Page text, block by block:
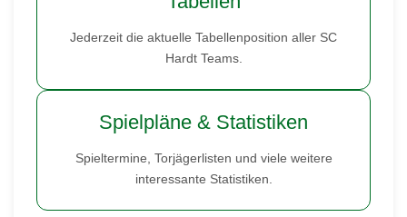
Jederzeit die aktuelle Tabellenposition aller SC
Hardt Teams.
Spielpläne & Statistiken
Spieltermine, Torjägerlisten und viele weitere
interessante Statistiken.